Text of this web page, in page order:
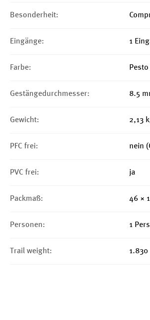
Besonderheit:
Eingänge: 1
Farbe:
Gestängedurchmesser: 8.5
Gewicht: 2,13
PFC frei: nein
PVC frei: ja
Packmaß: 46 ×
Personen: 1
Trail weight: 1.830